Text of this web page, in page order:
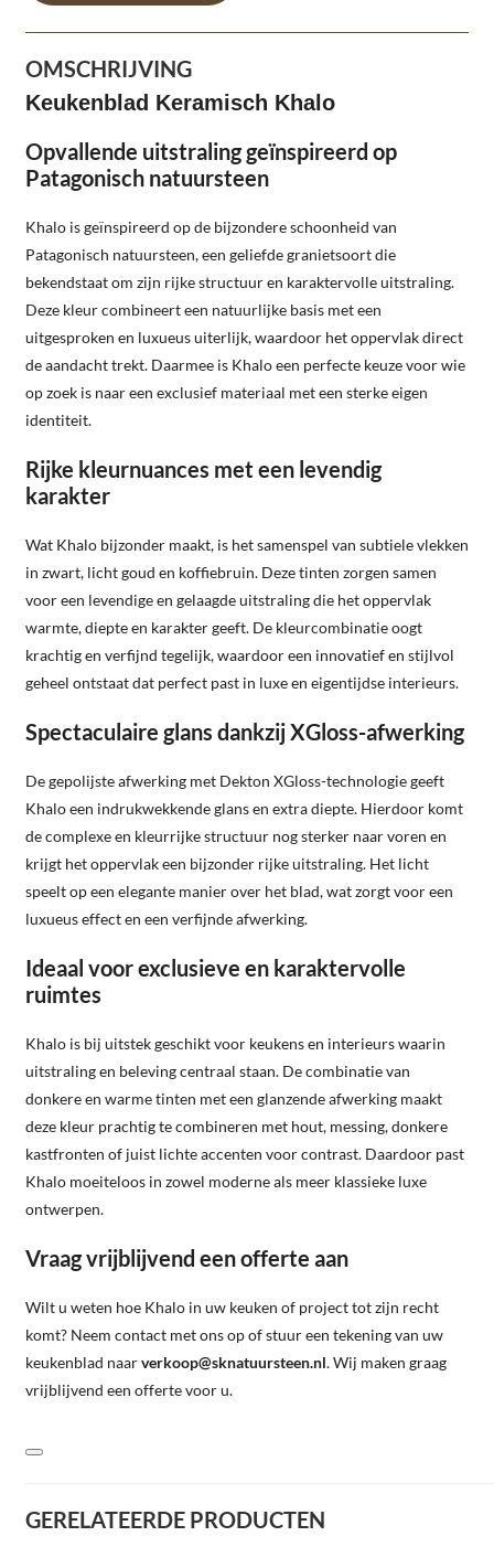
OMSCHRIJVING
Keukenblad Keramisch Khalo
Opvallende uitstraling geïnspireerd op
Patagonisch natuursteen
Khalo is geïnspireerd op de bijzondere schoonheid van
Patagonisch natuursteen, een geliefde granietsoort die
bekendstaat om zijn rijke structuur en karaktervolle uitstraling.
Deze kleur combineert een natuurlijke basis met een
uitgesproken en luxueus uiterlijk, waardoor het oppervlak direct
de aandacht trekt. Daarmee is Khalo een perfecte keuze voor wie
op zoek is naar een exclusief materiaal met een sterke eigen
identiteit.
Rijke kleurnuances met een levendig
karakter
Wat Khalo bijzonder maakt, is het samenspel van subtiele vlekken
in zwart, licht goud en koffiebruin. Deze tinten zorgen samen
voor een levendige en gelaagde uitstraling die het oppervlak
warmte, diepte en karakter geeft. De kleurcombinatie oogt
krachtig en verfijnd tegelijk, waardoor een innovatief en stijlvol
geheel ontstaat dat perfect past in luxe en eigentijdse interieurs.
Spectaculaire glans dankzij XGloss-afwerking
De gepolijste afwerking met Dekton XGloss-technologie geeft
Khalo een indrukwekkende glans en extra diepte. Hierdoor komt
de complexe en kleurrijke structuur nog sterker naar voren en
krijgt het oppervlak een bijzonder rijke uitstraling. Het licht
speelt op een elegante manier over het blad, wat zorgt voor een
luxueus effect en een verfijnde afwerking.
Ideaal voor exclusieve en karaktervolle
ruimtes
Khalo is bij uitstek geschikt voor keukens en interieurs waarin
uitstraling en beleving centraal staan. De combinatie van
donkere en warme tinten met een glanzende afwerking maakt
deze kleur prachtig te combineren met hout, messing, donkere
kastfronten of juist lichte accenten voor contrast. Daardoor past
Khalo moeiteloos in zowel moderne als meer klassieke luxe
ontwerpen.
Vraag vrijblijvend een offerte aan
Wilt u weten hoe Khalo in uw keuken of project tot zijn recht
komt? Neem contact met ons op of stuur een tekening van uw
keukenblad naarverkoop@sknatuursteen.nl. Wij maken graag
vrijblijvend een offerte voor u.
GERELATEERDE PRODUCTEN